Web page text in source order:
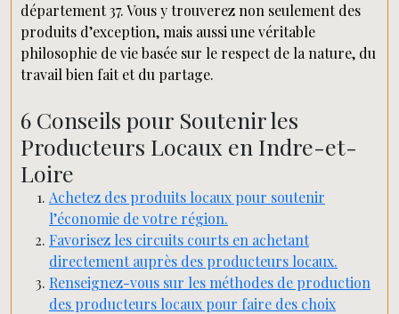
département 37. Vous y trouverez non seulement des
produits d’exception, mais aussi une véritable
philosophie de vie basée sur le respect de la nature, du
travail bien fait et du partage.
6 Conseils pour Soutenir les
Producteurs Locaux en Indre-et-
Loire
Achetez des produits locaux pour soutenir
l’économie de votre région.
Favorisez les circuits courts en achetant
directement auprès des producteurs locaux.
Renseignez-vous sur les méthodes de production
des producteurs locaux pour faire des choix